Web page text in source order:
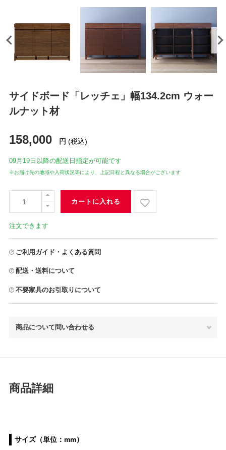
サイドボード「レッチェ」幅134.2cm ウォー
ルナット材
158,000 円 (税込)
09月19日 以降の配送日指定が可能です
※お届け先の地域や入荷状況等により、上記日程と異なる場合がございます
カートに入れる
注文できます
ご利用ガイド・よくある質問
配送・送料について
不要家具のお引取りについて
商品について問い合わせる
商品詳細
サイズ（単位：mm）